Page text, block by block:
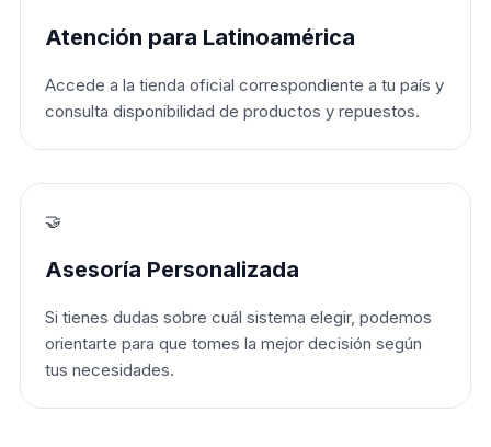
Atención para Latinoamérica
Accede a la tienda oficial correspondiente a tu país y
consulta disponibilidad de productos y repuestos.
🤝
Asesoría Personalizada
Si tienes dudas sobre cuál sistema elegir, podemos
orientarte para que tomes la mejor decisión según
tus necesidades.